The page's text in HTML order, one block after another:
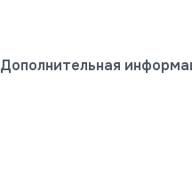
Дополнительная